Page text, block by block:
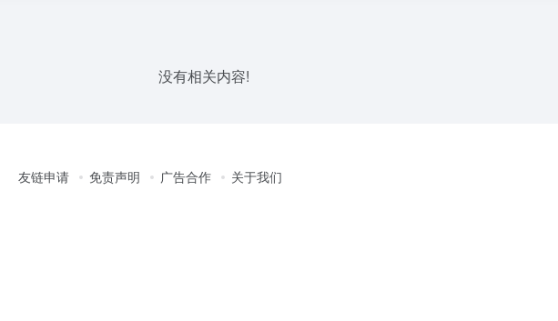
没有相关内容!
友链申请 免责声明 广告合作 关于我们